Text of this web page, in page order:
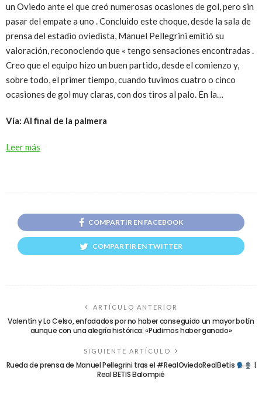
un Oviedo ante el que creó numerosas ocasiones de gol, pero sin
pasar del empate a uno . Concluido este choque, desde la sala de
prensa del estadio oviedista, Manuel Pellegrini emitió su
valoración, reconociendo que « tengo sensaciones encontradas .
Creo que el equipo hizo un buen partido, desde el comienzo y,
sobre todo, el primer tiempo, cuando tuvimos cuatro o cinco
ocasiones de gol muy claras, con dos tiros al palo. En la…
Vía: Al final de la palmera
Leer más
COMPARTIR EN FACEBOOK
COMPARTIR EN TWITTER
ARTÍCULO ANTERIOR
Valentín y Lo Celso, enfadados por no haber conseguido un mayor botín
aunque con una alegría histórica: «Pudimos haber ganado»
SIGUIENTE ARTÍCULO
Rueda de prensa de Manuel Pellegrini tras el #RealOviedoRealBetis
|
Real BETIS Balompié